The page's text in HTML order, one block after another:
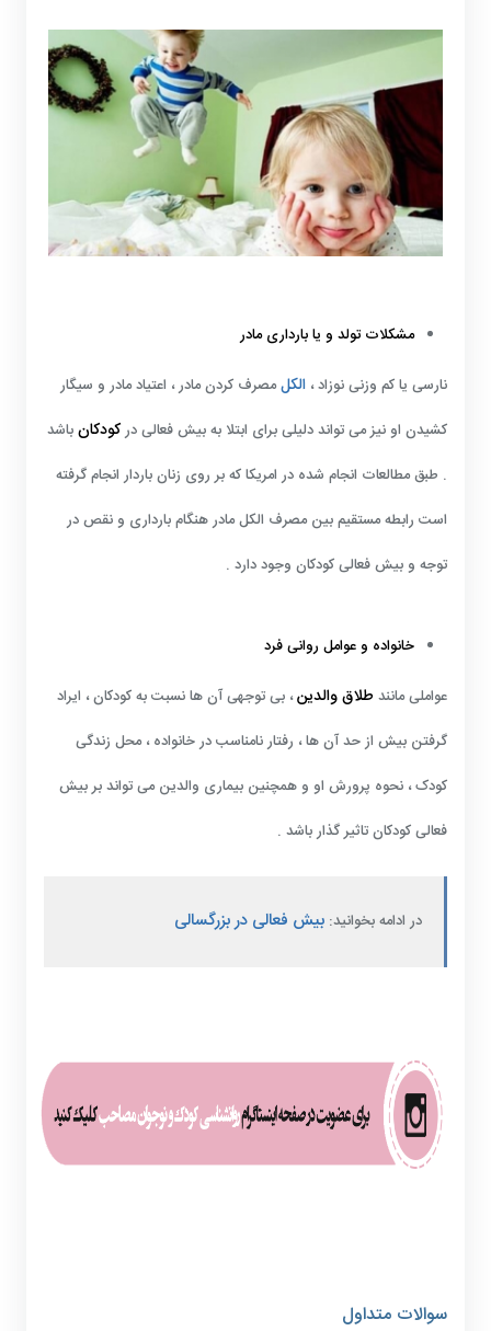
مشکلات تولد و یا بارداری مادر
نارسی یا کم وزنی نوزاد ،الکلمصرف کردن مادر ، اعتیاد مادر و سیگار
کشیدن او نیز می تواند دلیلی برای ابتلا به بیش فعالی درکودکانباشد
. طبق مطالعات انجام شده در امریکا که بر روی زنان باردار انجام گرفته
است رابطه مستقیم بین مصرف الکل مادر هنگام بارداری و نقص در
توجه و بیش فعالی کودکان وجود دارد .
خانواده و عوامل روانی فرد
عواملی مانند طلاق والدین، بی توجهی آن ها نسبت به کودکان ، ایراد
گرفتن بیش از حد آن ها ، رفتار نامناسب در خانواده ، محل زندگی
کودک ، نحوه پرورش او و همچنین بیماری والدین می تواند بر بیش
فعالی کودکان تاثیر گذار باشد .
در ادامه بخوانید: بیش فعالی در بزرگسالی
سوالات متداول